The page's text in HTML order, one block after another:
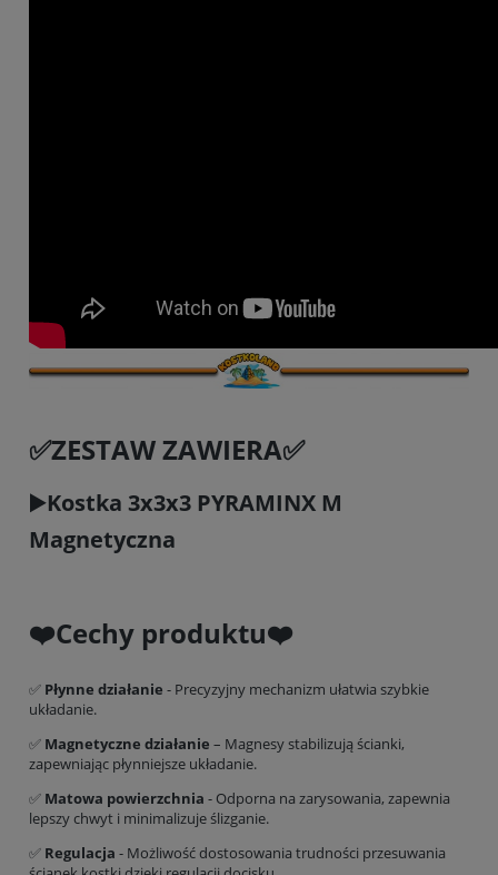
✅ZESTAW ZAWIERA✅
▶️Kostka 3x3x3 PYRAMINX M
Magnetyczna
❤️Cechy produktu❤️
✅ Płynne działanie - Precyzyjny mechanizm ułatwia szybkie
układanie.
✅ Magnetyczne działanie – Magnesy stabilizują ścianki,
zapewniając płynniejsze układanie.
✅ Matowa powierzchnia - Odporna na zarysowania, zapewnia
lepszy chwyt i minimalizuje ślizganie.
✅ Regulacja - Możliwość dostosowania trudności przesuwania